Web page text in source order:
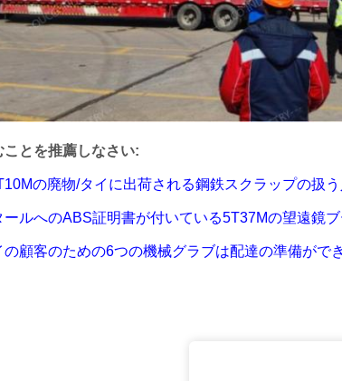
ことを推薦しなさい:
の廃物/タイに出荷される鋼鉄スクラップの扱う
ールへのABS証明書が付いている5T37Mの望遠鏡
の顧客のための6つの機械グラブは配達の準備がで